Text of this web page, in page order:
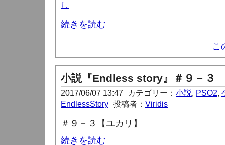
し
続きを読む
こ
小説『Endless story』＃９－３
2017/06/07 13:47 カテゴリー： 小説, PSO2,
EndlessStory 投稿者： Viridis
＃９－３【ユカリ】
続きを読む